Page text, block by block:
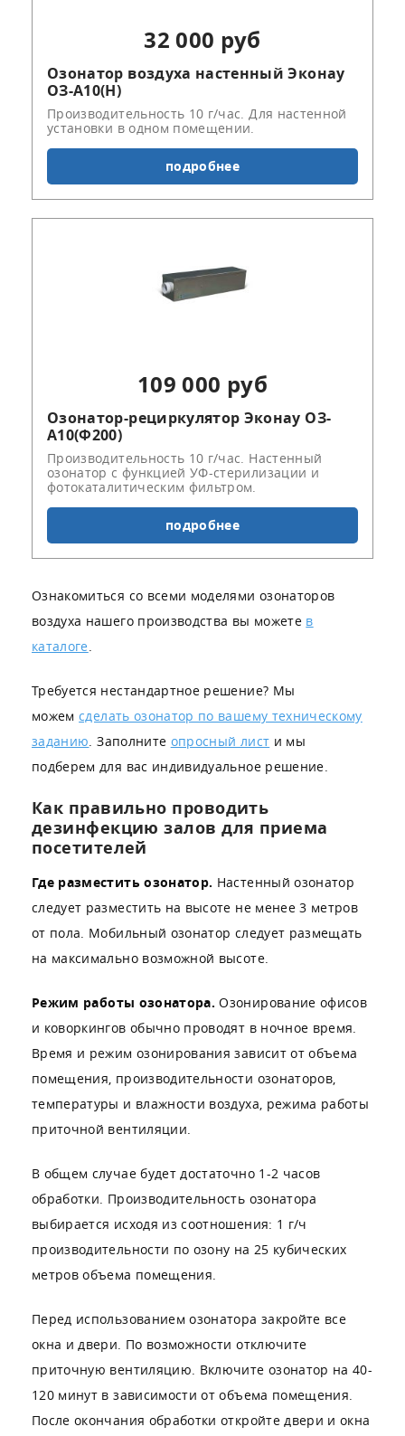
32 000 руб
Озонатор воздуха настенный Эконау
ОЗ-А10(Н)
Производительность 10 г/час. Для настенной
установки в одном помещении.
подробнее
109 000 руб
Озонатор-рециркулятор Эконау ОЗ-
А10(Ф200)
Производительность 10 г/час. Настенный
озонатор с функцией УФ-стерилизации и
фотокаталитическим фильтром.
подробнее
Ознакомиться со всеми моделями озонаторов
воздуха нашего производства вы можете в
каталоге.
Требуется нестандартное решение? Мы
можемсделать озонатор по вашему техническому
заданию. Заполните опросный лист и мы
подберем для вас индивидуальное решение.
Как правильно проводить
дезинфекцию залов для приема
посетителей
Где разместить озонатор. Настенный озонатор
следует разместить на высоте не менее 3 метров
от пола. Мобильный озонатор следует размещать
на максимально возможной высоте.
Режим работы озонатора. Озонирование офисов
и коворкингов обычно проводят в ночное время.
Время и режим озонирования зависит от объема
помещения, производительности озонаторов,
температуры и влажности воздуха, режима работы
приточной вентиляции.
В общем случае будет достаточно 1-2 часов
обработки. Производительность озонатора
выбирается исходя из соотношения: 1 г/ч
производительности по озону на 25 кубических
метров объема помещения.
Перед использованием озонатора закройте все
окна и двери. По возможности отключите
приточную вентиляцию. Включите озонатор на 40-
120 минут в зависимости от объема помещения.
После окончания обработки откройте двери и окна